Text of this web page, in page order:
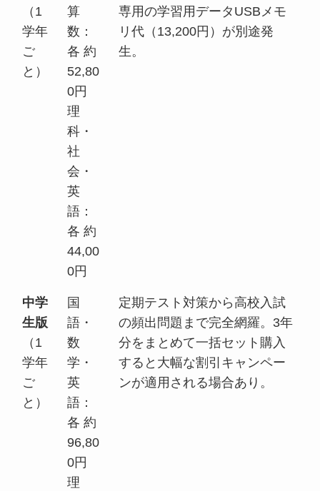
（1
学年
ご
と）
算
数：
各 約
52,80
0円
理
科・
社
会・
英
語：
各 約
44,00
0円
専用の学習用データUSBメモ
リ代（13,200円）が別途発
生。
中学
生版
（1
学年
ご
と）
国
語・
数
学・
英
語：
各 約
96,80
0円
理
定期テスト対策から高校入試
の頻出問題まで完全網羅。3年
分をまとめて一括セット購入
すると大幅な割引キャンペー
ンが適用される場合あり。